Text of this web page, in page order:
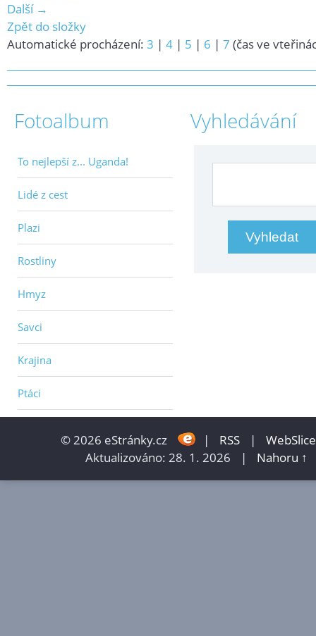
Další →
Zpět do složky
Automatické procházení: 3 | 4 | 5 | 6 | 7 (čas ve
Fotoalbum
To nejlepší z... Uganda!
Lidé z cest
Plazi
Rostliny
Hmyz
Savci
Krajina
Ptáci
Vyhledávání
© 2026 eStránky.cz | RSS |
WebSlice
Aktualizováno: 28. 1. 2026
| Nahoru ↑